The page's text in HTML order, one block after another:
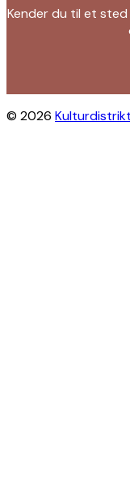
Kender du til et
© 2026